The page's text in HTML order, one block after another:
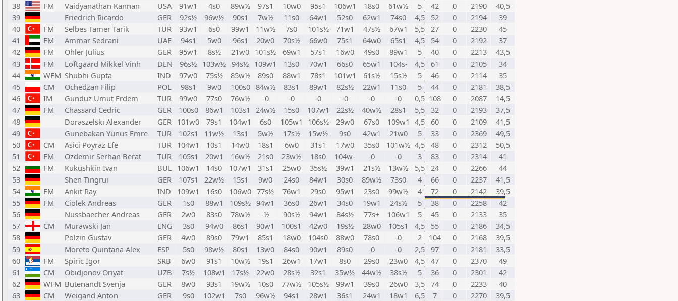
38
FM Vaidyanathan Kannan USA 91w1 4s0 89w½ 97s1 10w0 95s1 106w1 18s0 61w½ 5 42 0 2190
40,5
39
Friedrich Ricardo GER 92s½ 96w½ 90s1 7w½ 11s0 64w1 52s0 62w1 74s0 4,5 52 0 2194
39
40
FM Selbes Tamer Tarik TUR 93w1 6s0 99w1 11w½ 7s0 101s½ 71w1 47s½ 67w1 5,5 27 0 2230
45
41
FM Ammar Sedrani UAE 94s1 5w0 96s1 20w0 70s½ 66w0 75s1 64w0 65s1 4,5 54 0 2192
37
42
FM Ohler Julius GER 95w1 8s½ 21w0 101s½ 69w1 57s1 16w0 49s0 89w1 5 40 0 2213
43,5
43
FM Loftgaard Mikkel Vinh DEN 96s½ 103w½ 94s½ 109w1 13s0 70w1 66s0 65w1 104s- 4,5 61 0 2105
34
44
WFM Shubhi Gupta IND 97w0 75s½ 85w½ 89s0 88w1 78s1 101w1 61s½ 15s½ 5 46 0 2114
35
45
CM Ochedzan Filip POL 98s1 9w0 100s0 84w½ 83s1 89w1 82s½ 22w1 11s0 5 44 0 2181
38,5
46
IM Gunduz Umut Erdem TUR 99w0 77s0 76w½ -0 -0 -0 -0 -0 -0 0,5 108 0 2087
14,5
47
FM Chassard Cedric GER 100s0 86w1 103s1 24w½ 15s0 107w1 22s½ 40w½ 28s1 5,5 32 0 2193
37,5
48
Doraszelski Alexander GER 101w0 79s1 104w1 6s0 105w1 106s½ 29w0 67s0 109w1 4,5 60 0 2109
41,5
49
Gunebakan Yunus Emre TUR 102s1 11w½ 13s1 5w½ 17s½ 15w½ 9s0 42w1 21w0 5 33 0 2369
49,5
50
CM Asici Poyraz Efe TUR 104w1 10s1 14w0 18s1 6w0 31s1 17w0 35s0 101w½ 4,5 48 0 2312
50,5
51
FM Ozdemir Serhan Berat TUR 105s1 20w1 16w½ 21s0 23w½ 18s0 104w- -0 -0 3 83 0 2314
41
52
FM Kukushkin Ivan BUL 106w1 14s0 107w1 31s1 25w0 35s½ 39w1 21s½ 13w½ 5,5 24 0 2266
44
53
Shen Tingrui GER 107s1 22w½ 15s1 9w0 24s0 84w1 30s0 89w½ 73s0 4 66 0 2237
41,5
54
FM Ankit Ray IND 109w1 16s0 106w0 77s½ 76w1 29s0 95w1 23s0 99w½ 4 72 0 2142
39,5
55
FM Ciolek Andreas GER 1s0 88w1 109s½ 94w1 36s0 26w1 34s0 19w1 24s½ 5 38 0 2258
42
56
Nussbaecher Andreas GER 2w0 83s0 78w½ -½ 90s½ 94w1 84s½ 77s+ 106w1 5 45 0 2133
35
57
CM Murawski Jan ENG 3s0 94w0 86s1 90w1 100s1 42w0 19s½ 28w0 105s1 4,5 55 0 2186
34,5
58
Polzin Gustav GER 4w0 89s0 79w1 85s1 18w0 104s0 88w0 78s0 -0 2 104 0 2168
39,5
59
Moreto Quintana Alex ESP 5s0 98w½ 80s1 13w0 84s0 90w1 89s0 -0 -0 2,5 97 0 2181
33,5
60
FM Spiric Igor SRB 6w0 91s1 10w½ 19s1 26w1 17w1 8s0 29s0 23w0 4,5 47 0 2370
49
61
CM Obidjonov Oriyat UZB 7s½ 108w1 17s½ 22w0 28s½ 32s1 35w½ 44w½ 38s½ 5 36 0 2301
42
62
WFM Butenandt Svenja GER 8w0 93s1 19w½ 10s0 77w½ 105s½ 99w1 39s0 26w0 3,5 74 0 2233
40
63
CM Weigand Anton GER 9s0 102w1 7s0 96w½ 94s1 28w1 36s1 24w1 18w1 6,5 7 0 2270
39,5